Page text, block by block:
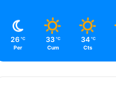
26 ℃
Per
33 ℃
Cum
34 ℃
Cts